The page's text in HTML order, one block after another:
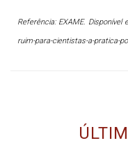
Referência: EXAME.
ruim-para-cientistas-a-pratica-